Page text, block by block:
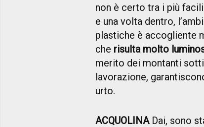
non è certo tra i più
e una volta dentro,
plastiche è accogliente
che risulta molto
merito dei montanti
lavorazione,
urto.
ACQUOLINADai, sono